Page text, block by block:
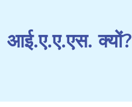
आई.ए.ए.एस. क्यों?